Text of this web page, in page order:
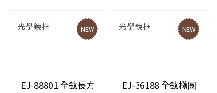
光學鏡框 NEW
EJ-88801 全鈦長方
光學鏡框 NEW
EJ-36188 全鈦橢圓